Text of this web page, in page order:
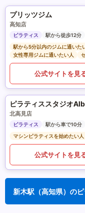
プリッツジム
高知店
ピラティス
駅から徒歩12分
駅から5分以内のジムに通いた
女性専用ジムに通いたい人
公式サイトを見
ピラティススタジオ
北高見店
ピラティス
駅から車で10分
マシンピラティスを始めたい人
公式サイトを見
新木駅（高知県）の